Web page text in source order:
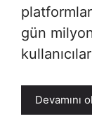
gün
Devamını